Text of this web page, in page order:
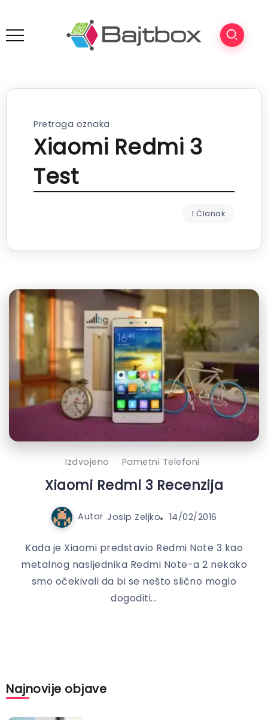
Pretraga oznaka
Xiaomi Redmi 3
Test
1 Članak
Izdvojeno Pametni Telefoni
Xiaomi Redmi 3 Recenzija
Autor Josip Zeljko 14/02/2016
Kada je Xiaomi predstavio Redmi Note 3 kao
metalnog nasljednika Redmi Note-a 2 nekako
smo očekivali da bi se nešto slično moglo
dogoditi...
Najnovije objave